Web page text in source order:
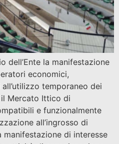
dell’Ente la manifestazione
economici,
temporaneo dei
Mercato Ittico di
e funzionalmente
all’ingrosso di
di interesse